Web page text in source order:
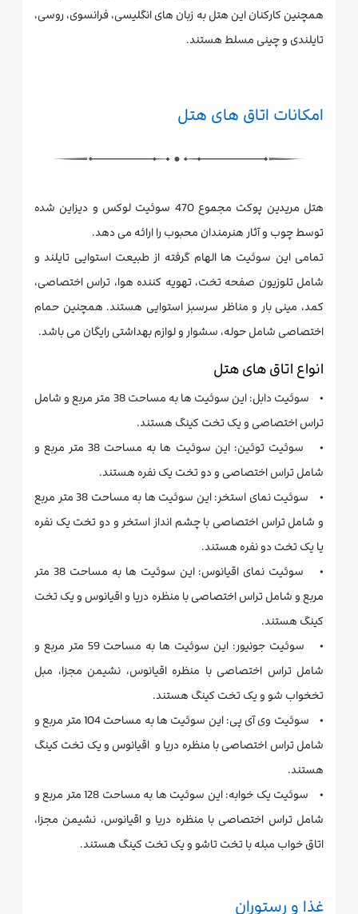
همچنین کارکنان این هتل به زبان های انگلیسی، فرانسوی، روسی،
تایلندی و چینی مسلط هستند.
امکانات اتاق های هتل
هتل مریدین پوکت مجموع 470 سوئیت لوکس و دیزاین شده
توسط چوب و آثار هنرمندان محبوب را ارائه می دهد.
تمامی این سوئیت ها الهام گرفته از طبیعت استوایی تایلند و
شامل تلوزیون صفحه تخت، تهویه کننده هوا، تراس اختصاصی،
کمد، مینی بار و مناظر سرسبز استوایی هستند. همچنین حمام
اختصاصی شامل حوله، سشوار و لوازم بهداشتی رایگان می باشد.
انواع اتاق های هتل
• سوئیت دابل: این سوئیت ها به مساحت 38 متر مربع و شامل
تراس اختصاصی و یک تخت کینگ هستند.
• سوئیت توئین: این سوئیت ها به مساحت 38 متر مربع و
شامل تراس اختصاصی و دو تخت یک نفره هستند.
• سوئیت نمای استخر: این سوئیت ها به مساحت 38 متر مربع
و شامل تراس اختصاصی با چشم انداز استخر و دو تخت یک نفره
یا یک تخت دو نفره هستند.
• سوئیت نمای اقیانوس: این سوئیت ها به مساحت 38 متر
مربع و شامل تراس اختصاصی با منظره دریا و اقیانوس و یک تخت
کینگ هستند.
• سوئیت جونیور: این سوئیت ها به مساحت 59 متر مربع و
شامل تراس اختصاصی با منظره اقیانوس، نشیمن مجزا، مبل
تخخواب شو و یک تخت کینگ هستند.
• سوئیت وی آی پی: این سوئیت ها به مساحت 104 متر مربع و
شامل تراس اختصاصی با منظره دریا و اقیانوس و یک تخت کینگ
هستند.
• سوئیت یک خوابه: این سوئیت ها به مساحت 128 متر مربع و
شامل تراس اختصاصی با منظره دریا و اقیانوس، نشیمن مجزا،
اتاق خواب مبله با تخت تاشو و یک تخت کینگ هستند.
غذا و رستوران